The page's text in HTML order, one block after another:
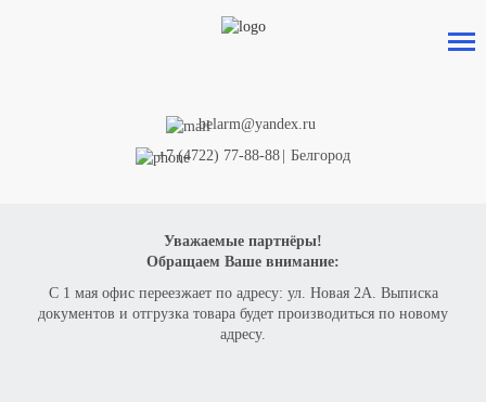
belarm@yandex.ru
+7 (4722) 77-88-88
Белгород
Уважаемые партнёры!
Обращаем Ваше внимание:
С 1 мая офис переезжает по адресу: ул. Новая 2А. Выписка
документов и отгрузка товара будет производиться по новому
адресу.